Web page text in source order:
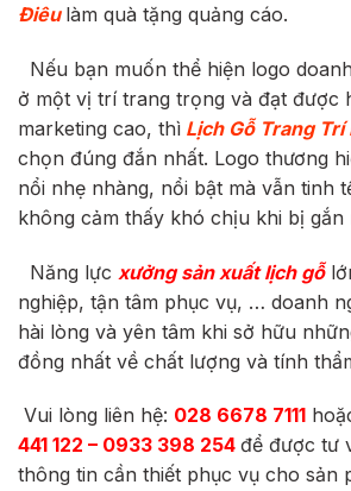
Điêu làm quà tặng quảng cáo.
Nếu bạn muốn thể hiện logo
ở một vị trí trang trọng và đạt được
marketing cao, thì Lịch Gỗ Trang
chọn đúng đắn nhất. Logo thương
nổi nhẹ nhàng, nổi bật mà vẫn tinh
không cảm thấy khó chịu khi bị gắn
Năng lực xưởng sản xuất lịch gỗ
nghiệp, tận tâm phục vụ, … doanh
hài lòng và yên tâm khi sở hữu
đồng nhất về chất lượng và tính
Vui lòng liên hệ: 028 6678 7111
441 122 – 0933 398 254 để được tư
thông tin cần thiết phục vụ cho sản